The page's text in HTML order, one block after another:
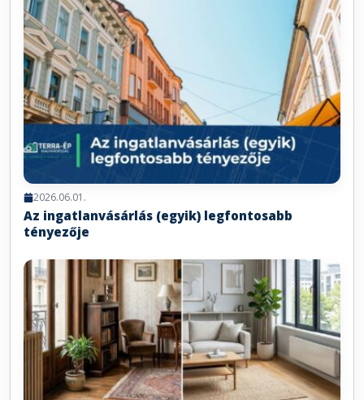
2026.06.01.
Az ingatlanvásárlás (egyik) legfontosabb
tényezője